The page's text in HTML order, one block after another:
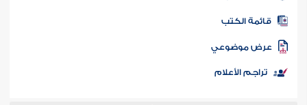
المكتبة
الكتب
موضوعي